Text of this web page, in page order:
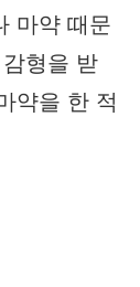
마약 때문
형을 받
약을 한 적